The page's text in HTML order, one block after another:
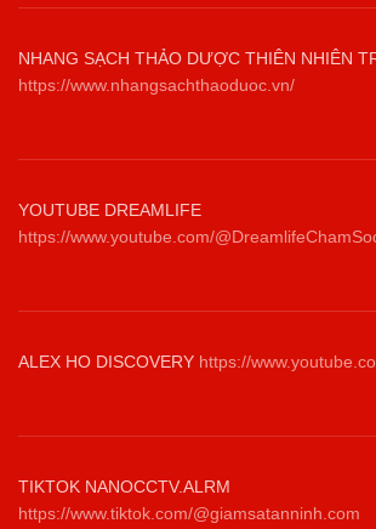
NHANG SẠCH THẢO DƯỢC THIÊN NHIÊN
https://www.nhangsachthaoduoc.vn/
YOUTUBE DREAMLIFE
https://www.youtube.com/
ALEX HO DISCOVERY https://
TIKTOK NANOCCTV.ALRM
https://www.tiktok.com/@giamsatanninh.com